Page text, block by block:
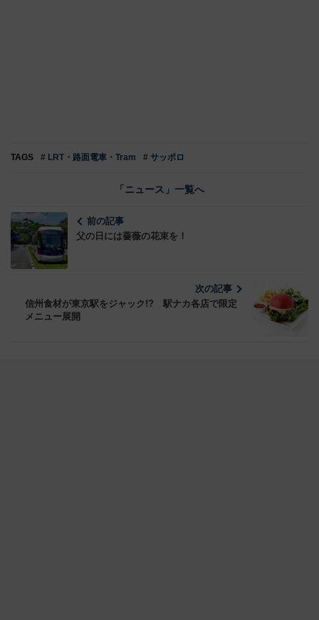
TAGS # LRT・路面電車・Tram # サッポロ
「ニュース」一覧へ
前の記事
父の日には薔薇の花束を！
次の記事
信州食材が東京駅をジャック!? 駅ナカ各店で限定
メニュー展開